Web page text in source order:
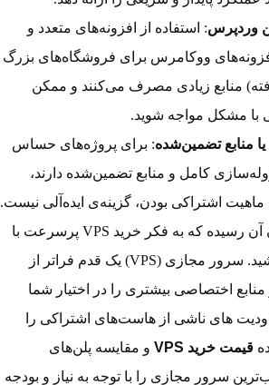
وردپرس: استفاده از افزونه‌های متعدد و
ووکامرس برای فروشگاه‌های بزرگ
منابع زیادی مصرف می‌کنند و ممکن
با مشکل مواجه شوید.
منابع تضمین‌شده: برای پروژه‌های حساس
کامل و منابع تضمین‌شده دارند،
اشتراکی بودن، گزینه‌ی ایده‌آلی نیست.
در چنین شرایطی، زمان آن رسیده که به فکر خرید VPS پرسرعت با
دوره ماهانه تا سالانه باشید. سرور مجازی (VPS) یک قدم فراتر از
اختصاصی بیشتری را در اختیار شما
های ناشی از هاست‌های اشتراکی را
قیمت خرید VPS
و مقایسه پلن‌های
سرور مجازی را با توجه به نیاز و بودجه